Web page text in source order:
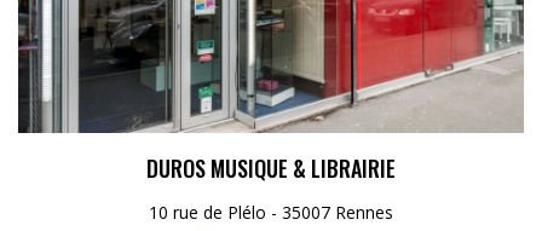
DUROS MUSIQUE & LIBRAIRIE
10 rue de Plélo - 35007 Rennes